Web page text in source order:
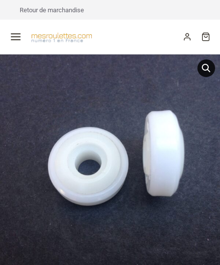
Retour de marchandise